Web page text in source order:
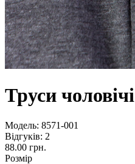
Труси чоловічі
Модель: 8571-001
Відгуків: 2
88.00 грн.
Розмір